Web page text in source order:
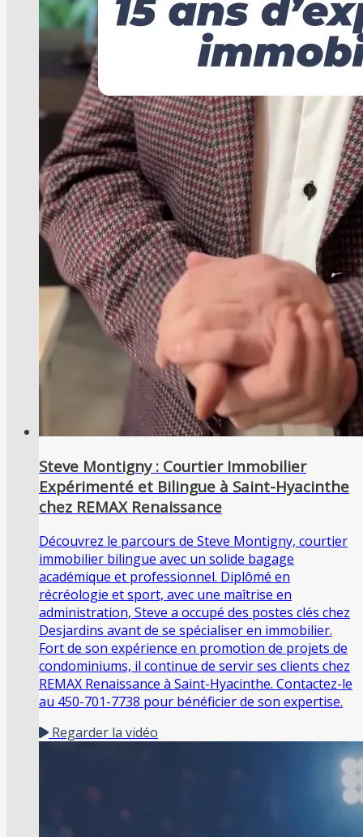
Steve Montigny : Courtier Immobilier
Expérimenté et Bilingue à Saint-Hyacinthe
chez REMAX Renaissance
Découvrez le parcours de Steve Montigny, courtier
immobilier bilingue avec un solide bagage
académique et professionnel. Diplômé en
récréologie et sport, avec une maîtrise en
administration, Steve a occupé des postes clés chez
Desjardins avant de se spécialiser en immobilier.
Fort de son expérience en promotion de projets de
condominiums, il continue de servir ses clients chez
REMAX Renaissance à Saint-Hyacinthe. Contactez-le
au 450-701-7738 pour bénéficier de son expertise.
Regarder la vidéo